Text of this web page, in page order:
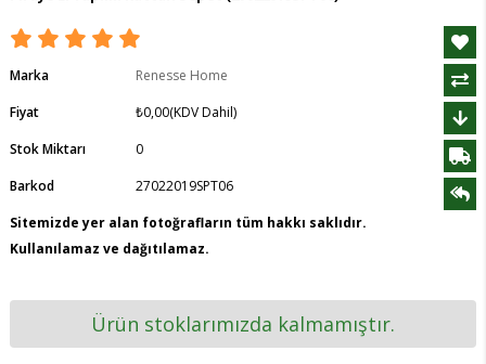
Marka
Renesse Home
Fiyat
₺0,00(KDV Dahil)
Stok Miktarı
0
Barkod
27022019SPT06
Sitemizde yer alan fotoğrafların tüm hakkı saklıdır.
Kullanılamaz ve dağıtılamaz.
Ürün stoklarımızda kalmamıştır.